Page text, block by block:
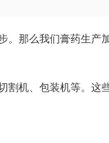
那么我们膏药生产
机、包装机等。